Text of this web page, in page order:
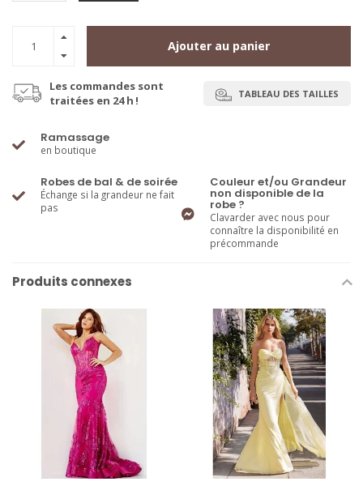
Ajouter au panier
Les commandes sont
traitées en 24 h !
TABLEAU DES TAILLES
Ramassage
en boutique
Robes de bal & de soirée
Échange si la grandeur ne fait
pas
Couleur et/ou Grandeur
non disponible de la
robe ?
Clavarder avec nous pour
connaître la disponibilité en
précommande
Produits connexes